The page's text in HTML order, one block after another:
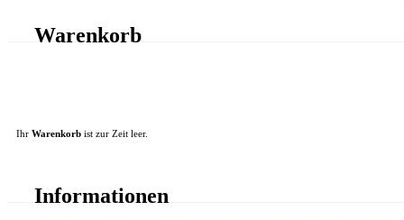
Warenkorb
Ihr Warenkorb ist zur Zeit leer.
Informationen